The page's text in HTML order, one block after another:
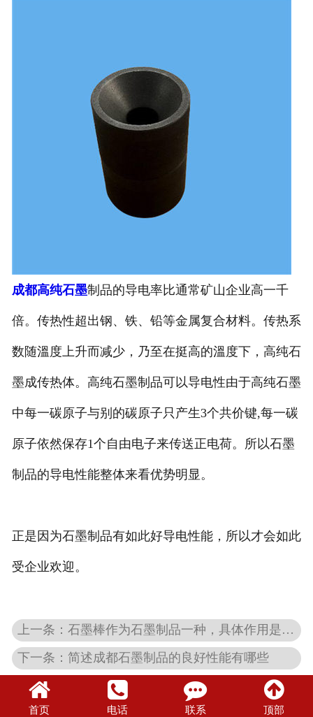
成都高纯石墨制品的导电率比通常矿山企业高一千
倍。传热性超出钢、铁、铅等金属复合材料。传热系
数随溫度上升而减少，乃至在挺高的溫度下，高纯石
墨成传热体。高纯石墨制品可以导电性由于高纯石墨
中每一碳原子与别的碳原子只产生3个共价键,每一碳
原子依然保存1个自由电子来传送正电荷。所以石墨
制品的导电性能整体来看优势明显。
正是因为石墨制品有如此好导电性能，所以才会如此
受企业欢迎。
上一条：石墨棒作为石墨制品一种，具体作用是什么？
下一条：简述成都石墨制品的良好性能有哪些
首页 电话 联系 顶部